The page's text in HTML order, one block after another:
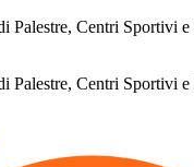
Centri Sportivi e
Centri Sportivi e